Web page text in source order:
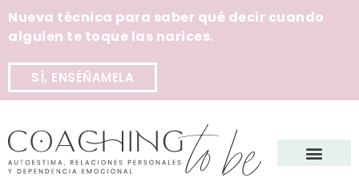
Nueva técnica para saber qué decir cuando
alguien te toque las narices.
SÍ, ENSÉÑAMELA